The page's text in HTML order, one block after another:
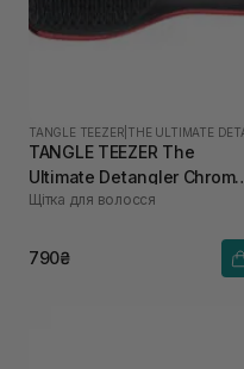
TANGLE TEEZER
TANGLE TEEZER The
Ultimate Detangler Chrome
Mini The Devil Wears Prada
Щітка для волосся
790₴